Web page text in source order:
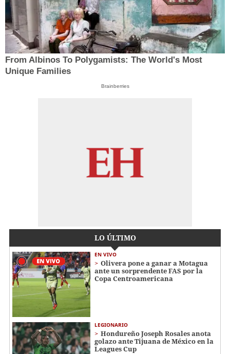
From Albinos To Polygamists: The World's Most
Unique Families
Brainberries
LO ÚLTIMO
EN VIVO
Olivera pone a ganar a Motagua
ante un sorprendente FAS por la
Copa Centroamericana
LEGIONARIO
Hondureño Joseph Rosales anota
golazo ante Tijuana de México en la
Leagues Cup